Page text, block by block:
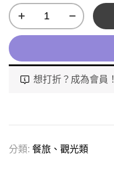
想打折？成為會員！
分類: 餐旅、觀光類